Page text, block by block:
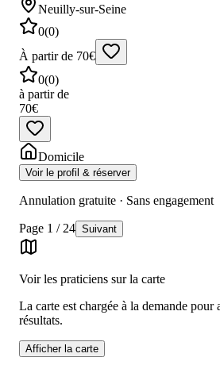
Neuilly-sur-Seine
0(0)
À partir de 70€
0(0)
à partir de
70€
Domicile
Voir le profil & réserver
Annulation gratuite · Sans engagement
Page 1 / 24 Suivant
Voir les praticiens sur la carte
La carte est chargée à la demande pour
résultats.
Afficher la carte